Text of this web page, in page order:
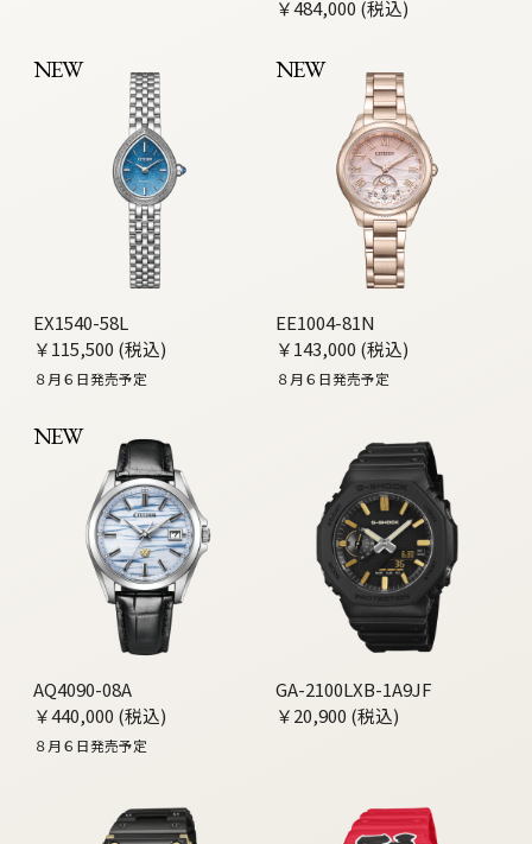
￥484,000 (税込)
NEW
EX1540-58L
￥115,500 (税込)
８月６日発売予定
NEW
EE1004-81N
￥143,000 (税込)
８月６日発売予定
NEW
AQ4090-08A
￥440,000 (税込)
８月６日発売予定
GA-2100LXB-1A9JF
￥20,900 (税込)